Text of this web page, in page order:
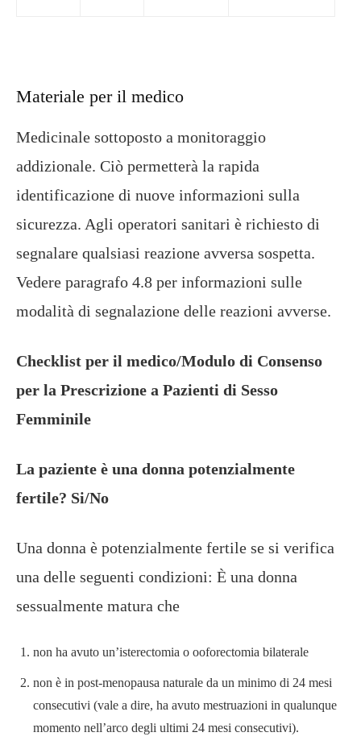
Materiale per il medico
Medicinale sottoposto a monitoraggio
addizionale. Ciò permetterà la rapida
identificazione di nuove informazioni sulla
sicurezza. Agli operatori sanitari è richiesto di
segnalare qualsiasi reazione avversa sospetta.
Vedere paragrafo 4.8 per informazioni sulle
modalità di segnalazione delle reazioni avverse.
Checklist per il medico/Modulo di Consenso
per la Prescrizione a Pazienti di Sesso
Femminile
La paziente è una donna potenzialmente
fertile? Si/No
Una donna è potenzialmente fertile se si verifica
una delle seguenti condizioni: È una donna
sessualmente matura che
non ha avuto un’isterectomia o ooforectomia bilaterale
non è in post-menopausa naturale da un minimo di 24 mesi
consecutivi (vale a dire, ha avuto mestruazioni in qualunque
momento nell’arco degli ultimi 24 mesi consecutivi).